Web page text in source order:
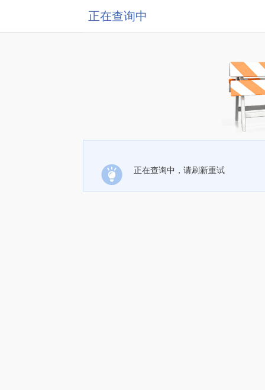
正在查询中
正在查询中，请刷新重试